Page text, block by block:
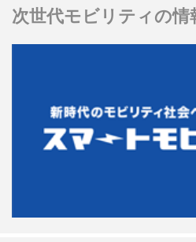
次世代モビリティの